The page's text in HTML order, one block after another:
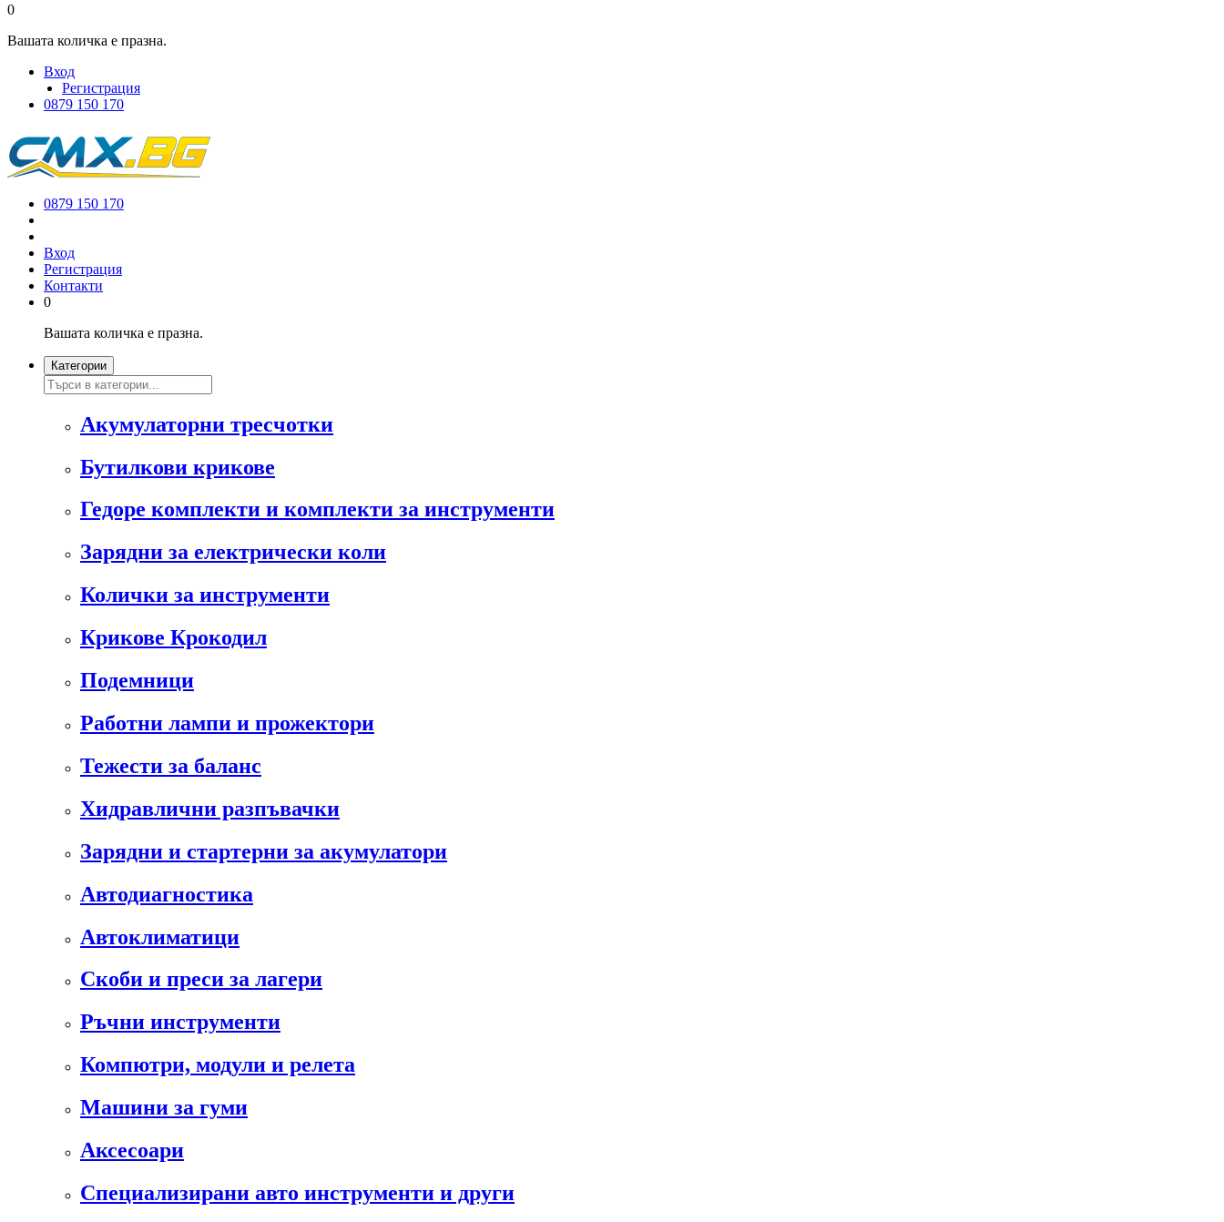
0
Вашата количка е празна.
Вход
Регистрация
0879 150 170
0879 150 170
Вход
Регистрация
Контакти
0
Вашата количка е празна.
Категории
Акумулаторни тресчотки
Бутилкови крикове
Гедоре комплекти и комплекти за инструменти
Зарядни за електрически коли
Колички за инструменти
Крикове Крокодил
Подемници
Работни лампи и прожектори
Тежести за баланс
Хидравлични разпъвачки
Зарядни и стартерни за акумулатори
Автодиагностика
Автоклиматици
Скоби и преси за лагери
Ръчни инструменти
Компютри, модули и релета
Машини за гуми
Аксесоари
Специализирани авто инструменти и други